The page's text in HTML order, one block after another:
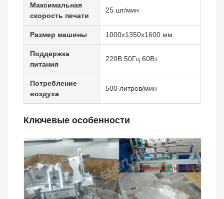
Максимальная
скорость печати
25 шт/мин
Размер машины 1000х1350х1600 мм
Поддержка
питания
220В 50Гц 60Вт
Потребление
воздуха
500 литров/мин
Ключевые особенности